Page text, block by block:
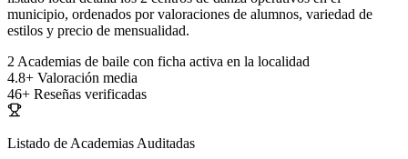
municipio, ordenados por valoraciones de alumnos, variedad de
estilos y precio de mensualidad.
2 Academias de baile con ficha activa en la localidad
4.8+ Valoración media
46+ Reseñas verificadas
Listado de Academias Auditadas